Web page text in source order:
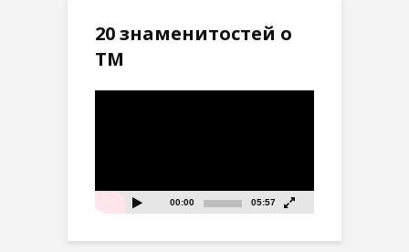
20 знаменитостей о
ТМ
00:00 05:57